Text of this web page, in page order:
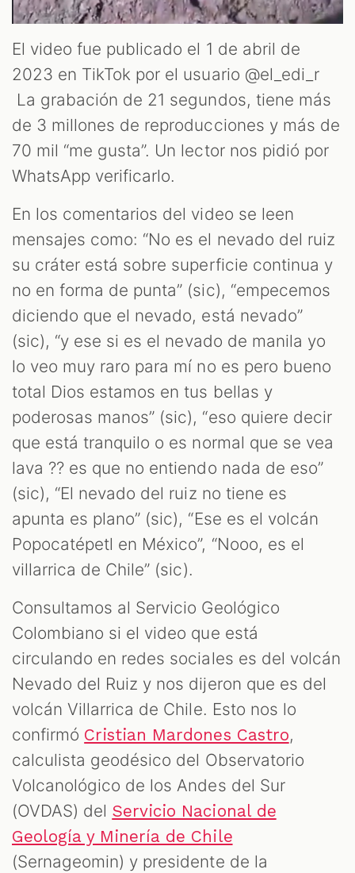
El video fue publicado el 1 de abril de
2023 en TikTok por el usuario @el_edi_r
La grabación de 21 segundos, tiene más
de 3 millones de reproducciones y más de
70 mil “me gusta”. Un lector nos pidió por
WhatsApp verificarlo.
En los comentarios del video se leen
mensajes como: “No es el nevado del ruiz
su cráter está sobre superficie continua y
no en forma de punta” (sic), “empecemos
diciendo que el nevado, está nevado”
(sic), “y ese si es el nevado de manila yo
lo veo muy raro para mí no es pero bueno
total Dios estamos en tus bellas y
poderosas manos” (sic), “eso quiere decir
que está tranquilo o es normal que se vea
lava ?? es que no entiendo nada de eso”
(sic), “El nevado del ruiz no tiene es
apunta es plano” (sic), “Ese es el volcán
Popocatépetl en México”, “Nooo, es el
villarrica de Chile” (sic).
Consultamos al Servicio Geológico
Colombiano si el video que está
circulando en redes sociales es del volcán
Nevado del Ruiz y nos dijeron que es del
volcán Villarrica de Chile. Esto nos lo
confirmó Cristian Mardones Castro,
calculista geodésico del Observatorio
Volcanológico de los Andes del Sur
(OVDAS) del Servicio Nacional de
Geología y Minería de Chile
(Sernageomin) y presidente de la